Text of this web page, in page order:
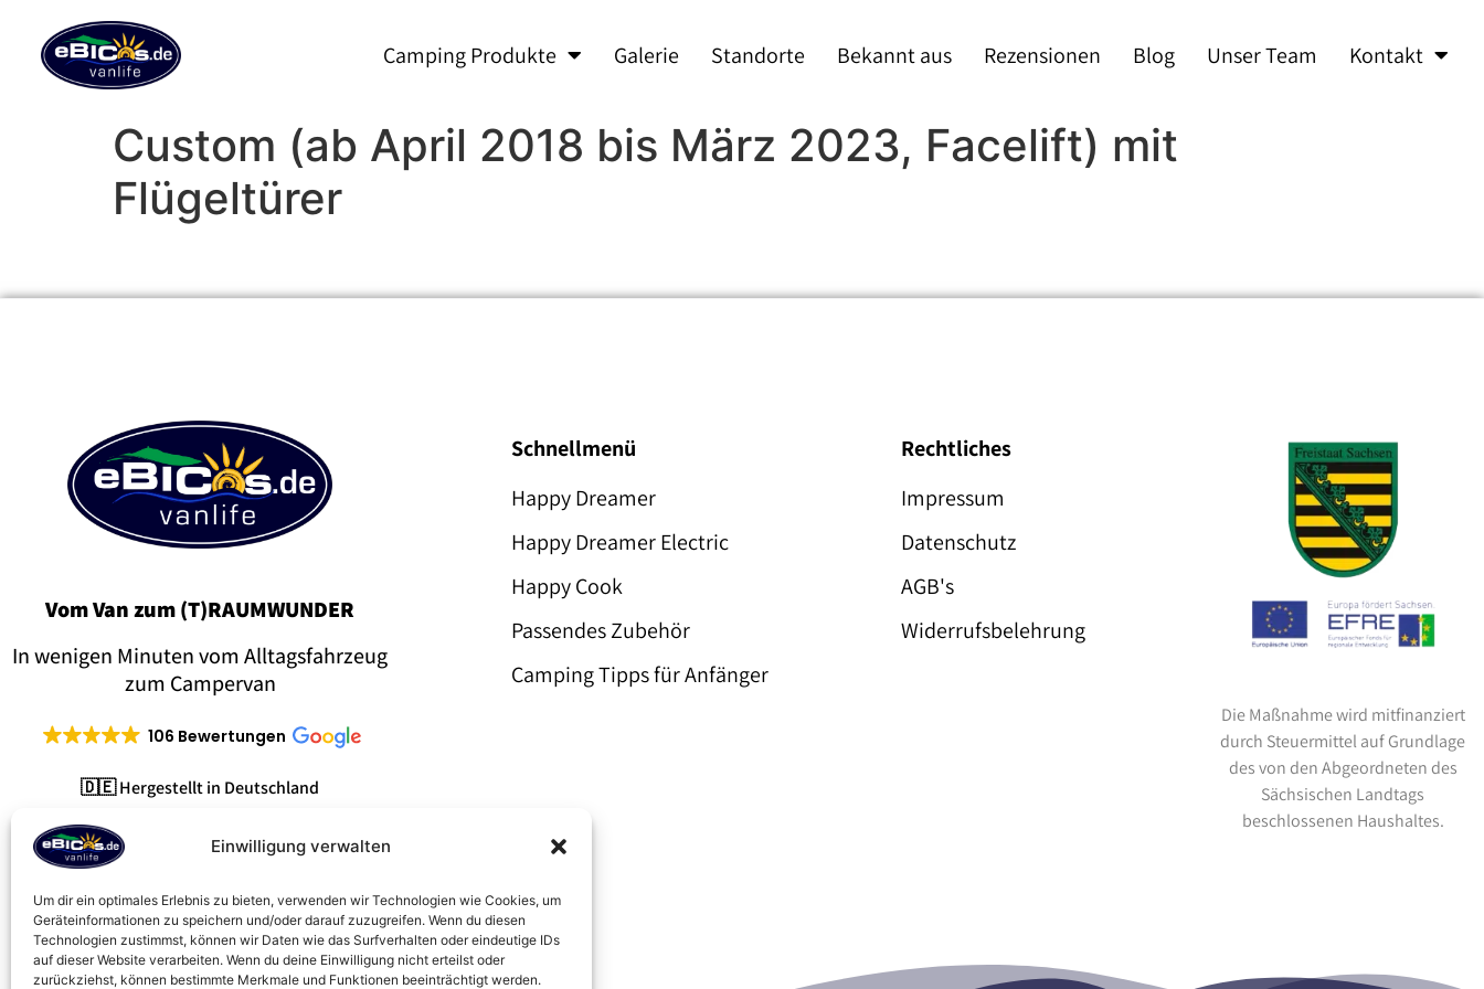
Einwilligung verwalten
Um dir ein optimales Erlebnis zu bieten, verwenden wir Technologien wie Cookies, um
Geräteinformationen zu speichern und/oder darauf zuzugreifen. Wenn du diesen
Technologien zustimmst, können wir Daten wie das Surfverhalten oder eindeutige IDs
auf dieser Website verarbeiten. Wenn du deine Einwilligung nicht erteilst oder
zurückziehst, können bestimmte Merkmale und Funktionen beeinträchtigt werden.
springen
Camping Produkte Galerie Standorte Bekannt aus Rezensionen Blog Unser Team Kontakt
Custom (ab April 2018 bis März 2023, Facelift) mit
Flügeltürer
Vom Van zum (T)RAUMWUNDER
In wenigen Minuten vom Alltagsfahrzeug
zum Campervan
106 Bewertungen
🇩🇪 Hergestellt in Deutschland
Schnellmenü
Happy Dreamer
Happy Dreamer Electric
Happy Cook
Passendes Zubehör
Camping Tipps für Anfänger
Rechtliches
Impressum
Datenschutz
AGB's
Widerrufsbelehrung
Die Maßnahme wird mitfinanziert
durch Steuermittel auf Grundlage
des von den Abgeordneten des
Sächsischen Landtags
beschlossenen Haushaltes.